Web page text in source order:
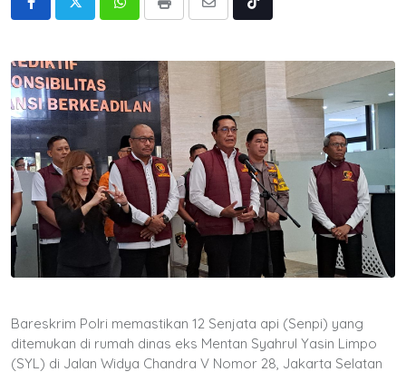
WhatsappPrint
Share
Tiktok
Bareskrim Polri memastikan 12 Senjata api (Senpi) yang
ditemukan di rumah dinas eks Mentan Syahrul Yasin Limpo
(SYL) di Jalan Widya Chandra V Nomor 28, Jakarta Selatan